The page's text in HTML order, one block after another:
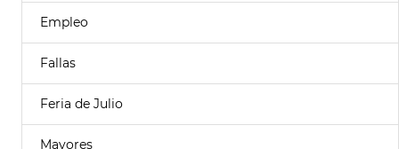
Empleo
Fallas
Feria de Julio
Mayores